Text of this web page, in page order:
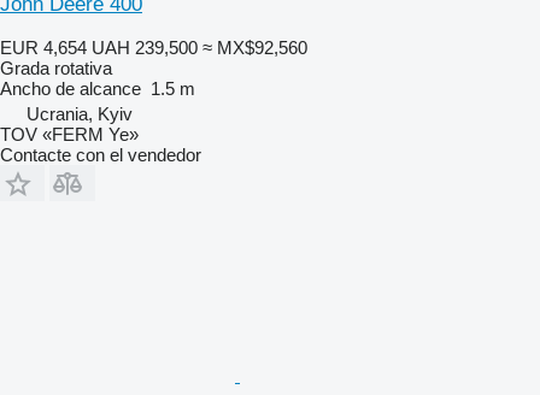
EUR 4,654 UAH 239,500 ≈ MX$92,560
Grada rotativa
Ancho de alcance 1.5 m
Ucrania, Kyiv
TOV «FERM Ye»
Contacte con el vendedor